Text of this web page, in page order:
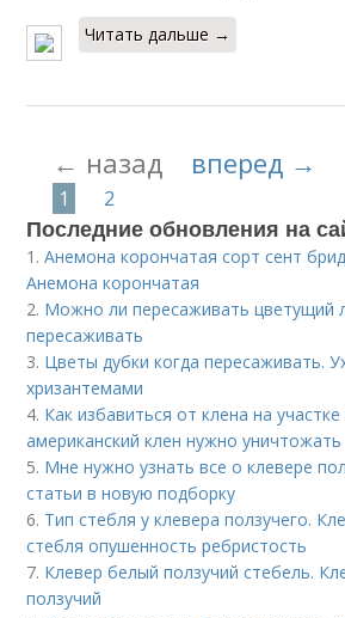
Читать дальше →
← назад вперед →
1 2
Последние обновления на
1.Анемона корончатая сорт сент
Анемона корончатая
2. Можно ли пересаживать цветущий
пересаживать
3. Цветы дубки когда пересаживать.
хризантемами
4. Как избавиться от клена на
американский клен нужно уничтожать
5. Мне нужно узнать все о клевере
статьи в новую подборку
6. Тип стебля у клевера ползучего.
стебля опушенность ребристость
7. Клевер белый ползучий стебель.
ползучий